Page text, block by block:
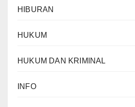
HIBURAN
HUKUM
HUKUM DAN KRIMINAL
INFO